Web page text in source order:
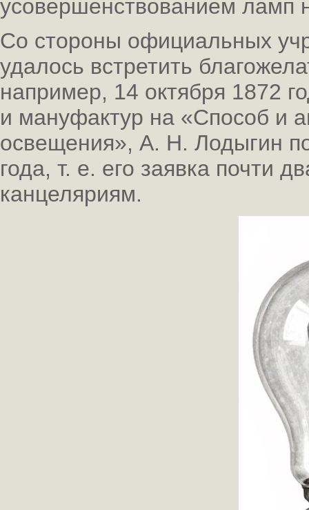
усовершенствованием ламп
Со стороны официальных
удалось встретить
например, 14 октября 1872
и мануфактур на «Способ и
освещения», А. Н. Лодыгин
года, т. е. его заявка почти
канцеляриям.